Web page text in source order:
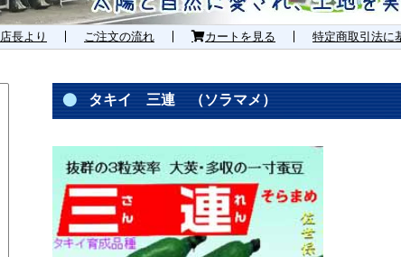
店長より ご注文の流れ カートを見る 特定商取引法に
タキイ 三連 （ソラマメ）